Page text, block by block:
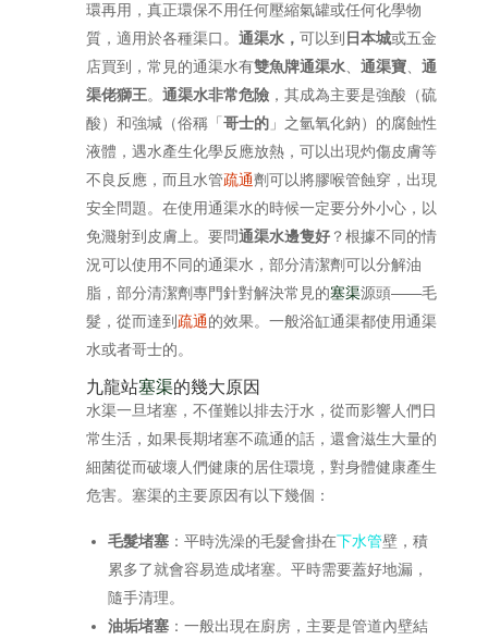
環再用，真正環保不用任何壓縮氣罐或任何化學物
質，適用於各種渠口。 通渠水， 可以到 日本城或五金
店買到，常見的通渠水有雙魚牌通渠水、 通渠寶、 通
渠佬獅王。 通渠水非常危險，其成為主要是強酸（硫
酸）和強堿（俗稱「 哥士的」之氫氧化鈉）的腐蝕性
液體，遇水產生化學反應放熱，可以出現灼傷皮膚等
不良反應，而且水管疏通劑可以將膠喉管蝕穿，出現
安全問題。在使用通渠水的時候一定要分外小心，以
免濺射到皮膚上。要問通渠水邊隻好？根據不同的情
況可以使用不同的通渠水，部分清潔劑可以分解油
脂，部分清潔劑專門針對解決常見的塞渠源頭——毛
髮，從而達到 疏通的效果。一般浴缸通渠都使用通渠
水或者哥士的。
九龍站塞渠的幾大原因
水渠一旦堵塞，不僅難以排去汙水，從而影響人們日
常生活，如果長期堵塞不疏通的話，還會滋生大量的
細菌從而破壞人們健康的居住環境，對身體健康產生
危害。塞渠的主要原因有以下幾個：
毛髮堵塞：平時洗澡的毛髮會掛在下水管壁，積
累多了就會容易造成堵塞。平時需要蓋好地漏，
隨手清理。
油垢堵塞：一般出現在廚房，主要是管道內壁結